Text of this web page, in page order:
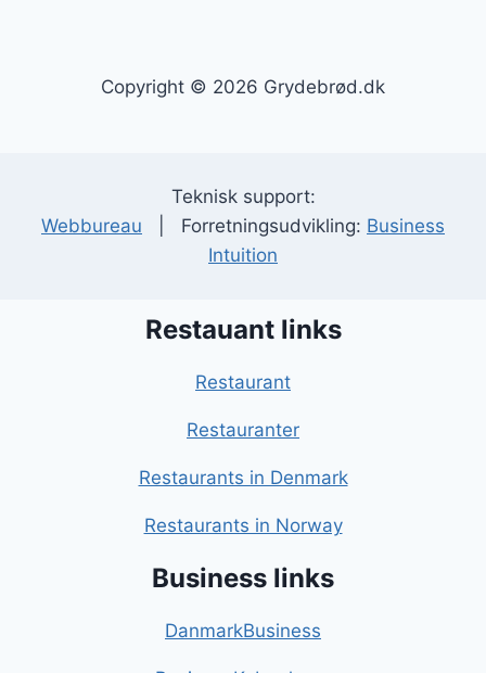
Copyright © 2026 Grydebrød.dk
Teknisk support:
Webbureau | Forretningsudvikling: Business
Intuition
Restauant links
Restaurant
Restauranter
Restaurants in Denmark
Restaurants in Norway
Business links
DanmarkBusiness